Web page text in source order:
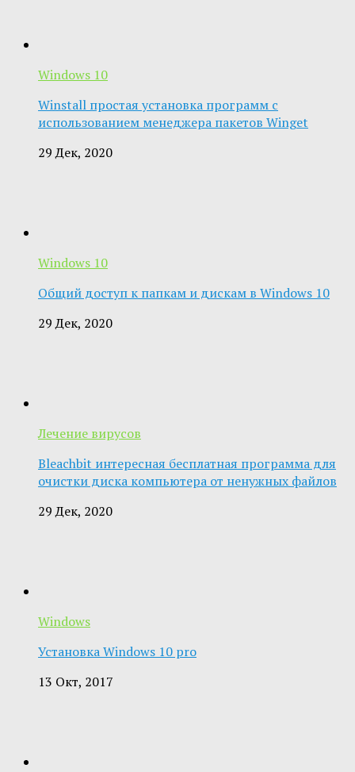
Windows 10
Winstall простая установка программ с
использованием менеджера пакетов Winget
29 Дек, 2020
Windows 10
Общий доступ к папкам и дискам в Windows 10
29 Дек, 2020
Лечение вирусов
Bleachbit интересная бесплатная программа для
очистки диска компьютера от ненужных файлов
29 Дек, 2020
Windows
Установка Windows 10 pro
13 Окт, 2017